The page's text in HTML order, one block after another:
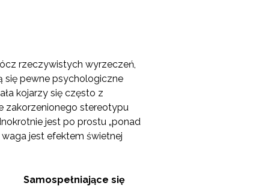
rzeczywistych wyrzeczeń,
się pewne psychologiczne
kojarzy się często z
zakorzenionego stereotypu
jest po prostu „ponad
jest efektem świetnej
Samospełniające się